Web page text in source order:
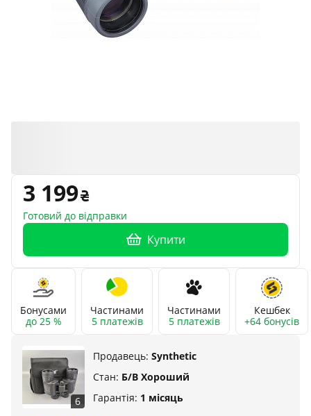
3 199
Готовий до відправки
Купити
Бонусами
до 25 %
Частинами
5 платежів
Частинами
5 платежів
Кешбек
+64 бонусів
6
Продавець: Synthetic
Стан: Б/В Хороший
Гарантія: 1 місяць